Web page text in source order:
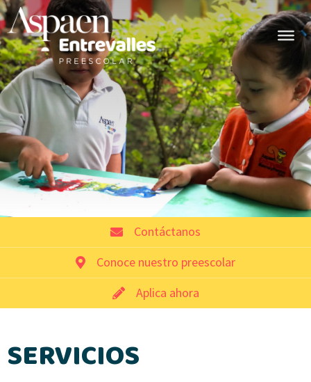
Contáctanos
Conoce nuestro preescolar
Aplica ahora
SERVICIOS